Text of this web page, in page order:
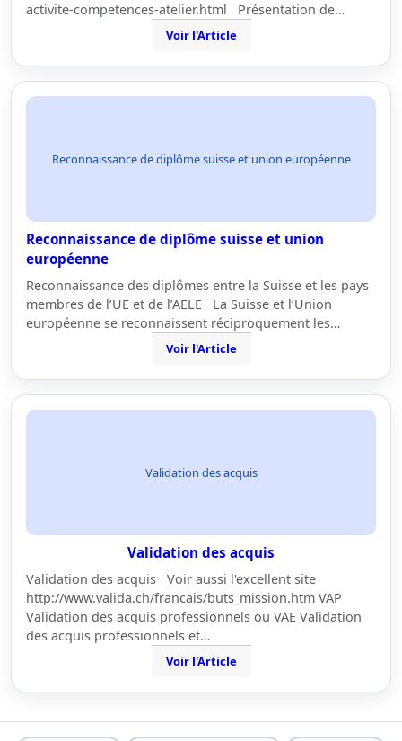
activite-competences-atelier.html Présentation de…
Voir l'Article
Reconnaissance de diplôme suisse et union européenne
Reconnaissance de diplôme suisse et union
européenne
Reconnaissance des diplômes entre la Suisse et les pays
membres de l’UE et de l’AELE La Suisse et l’Union
européenne se reconnaissent réciproquement les…
Voir l'Article
Validation des acquis
Validation des acquis
Validation des acquis Voir aussi l'excellent site
http://www.valida.ch/francais/buts_mission.htm VAP
Validation des acquis professionnels ou VAE Validation
des acquis professionnels et…
Voir l'Article